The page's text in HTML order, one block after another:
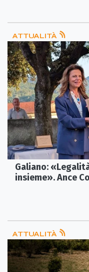
ATTUALITÀ
Galiano:
insieme». Ance
ATTUALITÀ